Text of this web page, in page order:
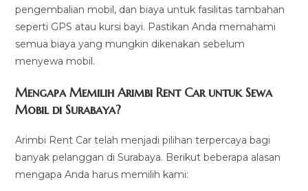
pengembalian mobil, dan biaya untuk fasilitas tambahan
seperti GPS atau kursi bayi. Pastikan Anda memahami
semua biaya yang mungkin dikenakan sebelum
menyewa mobil.
Mengapa Memilih Arimbi Rent Car untuk Sewa
Mobil di Surabaya?
Arimbi Rent Car telah menjadi pilihan terpercaya bagi
banyak pelanggan di Surabaya. Berikut beberapa alasan
mengapa Anda harus memilih kami: